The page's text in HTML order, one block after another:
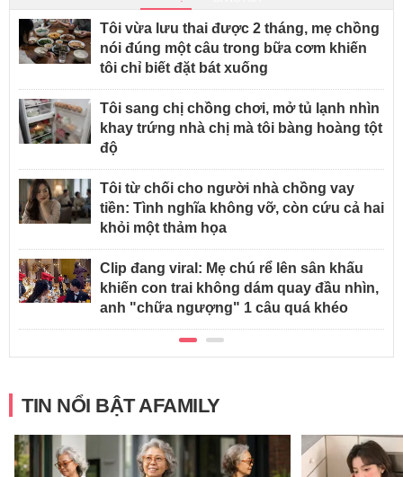
Tôi vừa lưu thai được 2 tháng, mẹ chồng
nói đúng một câu trong bữa cơm khiến
tôi chỉ biết đặt bát xuống
Tôi sang chị chồng chơi, mở tủ lạnh nhìn
khay trứng nhà chị mà tôi bàng hoàng tột
độ
Tôi từ chối cho người nhà chồng vay
tiền: Tình nghĩa không vỡ, còn cứu cả hai
khỏi một thảm họa
Clip đang viral: Mẹ chú rể lên sân khấu
khiến con trai không dám quay đầu nhìn,
anh "chữa ngượng" 1 câu quá khéo
TIN NỔI BẬT AFAMILY